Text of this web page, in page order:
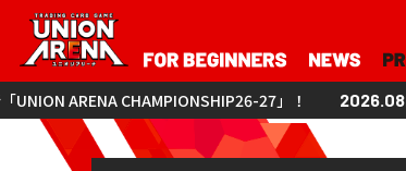
27」！ 2026.08.06 更新「UNION